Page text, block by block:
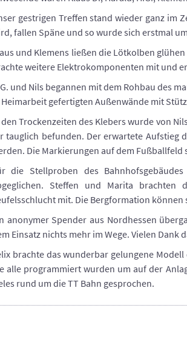
gestrigen Treffen stand wieder ganz im
fallen Späne und so wurde sich erstmal
und Klemens ließen die Lötkolben
weitere Elektrokomponenten mit und
und Nils begannen mit dem Rohbau des
gefertigten Außenwände mit
den Trockenzeiten des Klebers wurde von
tauglich befunden. Der erwartete Aufstieg
Die Markierungen auf dem
die Stellproben des
Steffen und Marita brachten
mit. Die Bergformation
anonymer Spender aus Nordhessen
Einsatz nichts mehr im Wege. Vielen Dank
brachte das wunderbar gelungene Modell
alle programmiert wurden um auf der
rund um die TT Bahn gesprochen.